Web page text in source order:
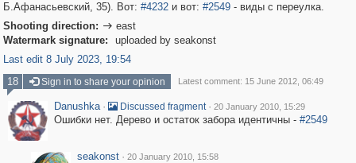
Б.Афанасьевский, 35). Вот: #4232и вот: #2549- виды с переулка.
Shooting direction:  east
Watermark signature:
uploaded by seakonst
Last edit 8 July 2023, 19:54
18
Sign in to share your opinion Latest comment: 15 June 2012, 06:49
Danushka · Discussed fragment · 20 January 2010, 15:29
Ошибки нет. Дерево и остаток забора идентичны - #2549
seakonst · 20 January 2010, 15:58